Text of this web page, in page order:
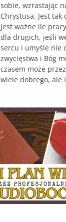
sobie, wzrastając
Chrystusa. Jest tak
jest ważne ile
dla drugich, jeśli
sercu i umyśle nie
zwycięstwa i Bóg
czasem może
wiele dobrego, ale